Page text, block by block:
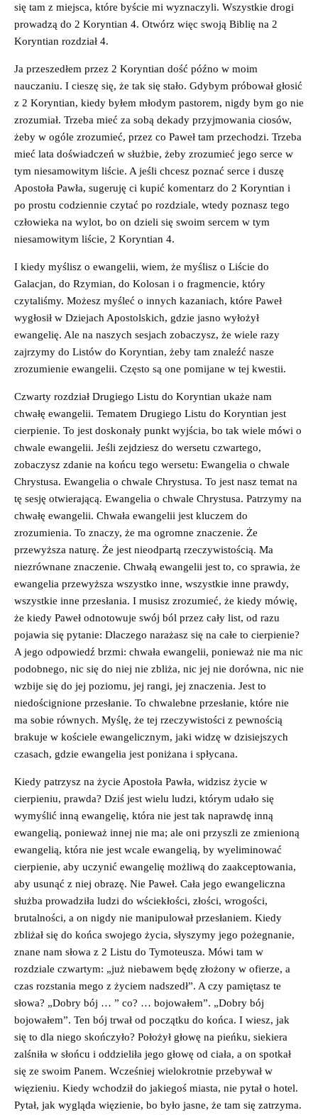
się tam z miejsca, które byście mi wyznaczyli. Wszystkie drogi
prowadzą do 2 Koryntian 4. Otwórz więc swoją Biblię na 2
Koryntian rozdział 4.
Ja przeszedłem przez 2 Koryntian dość późno w moim
nauczaniu. I cieszę się, że tak się stało. Gdybym próbował głosić
z 2 Koryntian, kiedy byłem młodym pastorem, nigdy bym go nie
zrozumiał. Trzeba mieć za sobą dekady przyjmowania ciosów,
żeby w ogóle zrozumieć, przez co Paweł tam przechodzi. Trzeba
mieć lata doświadczeń w służbie, żeby zrozumieć jego serce w
tym niesamowitym liście. A jeśli chcesz poznać serce i duszę
Apostoła Pawła, sugeruję ci kupić komentarz do 2 Koryntian i
po prostu codziennie czytać po rozdziale, wtedy poznasz tego
człowieka na wylot, bo on dzieli się swoim sercem w tym
niesamowitym liście, 2 Koryntian 4.
I kiedy myślisz o ewangelii, wiem, że myślisz o Liście do
Galacjan, do Rzymian, do Kolosan i o fragmencie, który
czytaliśmy. Możesz myśleć o innych kazaniach, które Paweł
wygłosił w Dziejach Apostolskich, gdzie jasno wyłożył
ewangelię. Ale na naszych sesjach zobaczysz, że wiele razy
zajrzymy do Listów do Koryntian, żeby tam znaleźć nasze
zrozumienie ewangelii. Często są one pomijane w tej kwestii.
Czwarty rozdział Drugiego Listu do Koryntian ukaże nam
chwałę ewangelii. Tematem Drugiego Listu do Koryntian jest
cierpienie. To jest doskonały punkt wyjścia, bo tak wiele mówi o
chwale ewangelii. Jeśli zejdziesz do wersetu czwartego,
zobaczysz zdanie na końcu tego wersetu: Ewangelia o chwale
Chrystusa. Ewangelia o chwale Chrystusa. To jest nasz temat na
tę sesję otwierającą. Ewangelia o chwale Chrystusa. Patrzymy na
chwałę ewangelii. Chwała ewangelii jest kluczem do
zrozumienia. To znaczy, że ma ogromne znaczenie. Że
przewyższa naturę. Że jest nieodpartą rzeczywistością. Ma
niezrównane znaczenie. Chwałą ewangelii jest to, co sprawia, że
ewangelia przewyższa wszystko inne, wszystkie inne prawdy,
wszystkie inne przesłania. I musisz zrozumieć, że kiedy mówię,
że kiedy Paweł odnotowuje swój ból przez cały list, od razu
pojawia się pytanie: Dlaczego narażasz się na całe to cierpienie?
A jego odpowiedź brzmi: chwała ewangelii, ponieważ nie ma nic
podobnego, nic się do niej nie zbliża, nic jej nie dorówna, nic nie
wzbije się do jej poziomu, jej rangi, jej znaczenia. Jest to
niedoścignione przesłanie. To chwalebne przesłanie, które nie
ma sobie równych. Myślę, że tej rzeczywistości z pewnością
brakuje w kościele ewangelicznym, jaki widzę w dzisiejszych
czasach, gdzie ewangelia jest poniżana i spłycana.
Kiedy patrzysz na życie Apostoła Pawła, widzisz życie w
cierpieniu, prawda? Dziś jest wielu ludzi, którym udało się
wymyślić inną ewangelię, która nie jest tak naprawdę inną
ewangelią, ponieważ innej nie ma; ale oni przyszli ze zmienioną
ewangelią, która nie jest wcale ewangelią, by wyeliminować
cierpienie, aby uczynić ewangelię możliwą do zaakceptowania,
aby usunąć z niej obrazę. Nie Paweł. Cała jego ewangeliczna
służba prowadziła ludzi do wściekłości, złości, wrogości,
brutalności, a on nigdy nie manipulował przesłaniem. Kiedy
zbliżał się do końca swojego życia, słyszymy jego pożegnanie,
znane nam słowa z 2 Listu do Tymoteusza. Mówi tam w
rozdziale czwartym: „już niebawem będę złożony w ofierze, a
czas rozstania mego z życiem nadszedł”. A czy pamiętasz te
słowa? „Dobry bój … ” co? … bojowałem”. „Dobry bój
bojowałem”. Ten bój trwał od początku do końca. I wiesz, jak
się to dla niego skończyło? Położył głowę na pieńku, siekiera
zalśniła w słońcu i oddzieliła jego głowę od ciała, a on spotkał
się ze swoim Panem. Wcześniej wielokrotnie przebywał w
więzieniu. Kiedy wchodził do jakiegoś miasta, nie pytał o hotel.
Pytał, jak wygląda więzienie, bo było jasne, że tam się zatrzyma.